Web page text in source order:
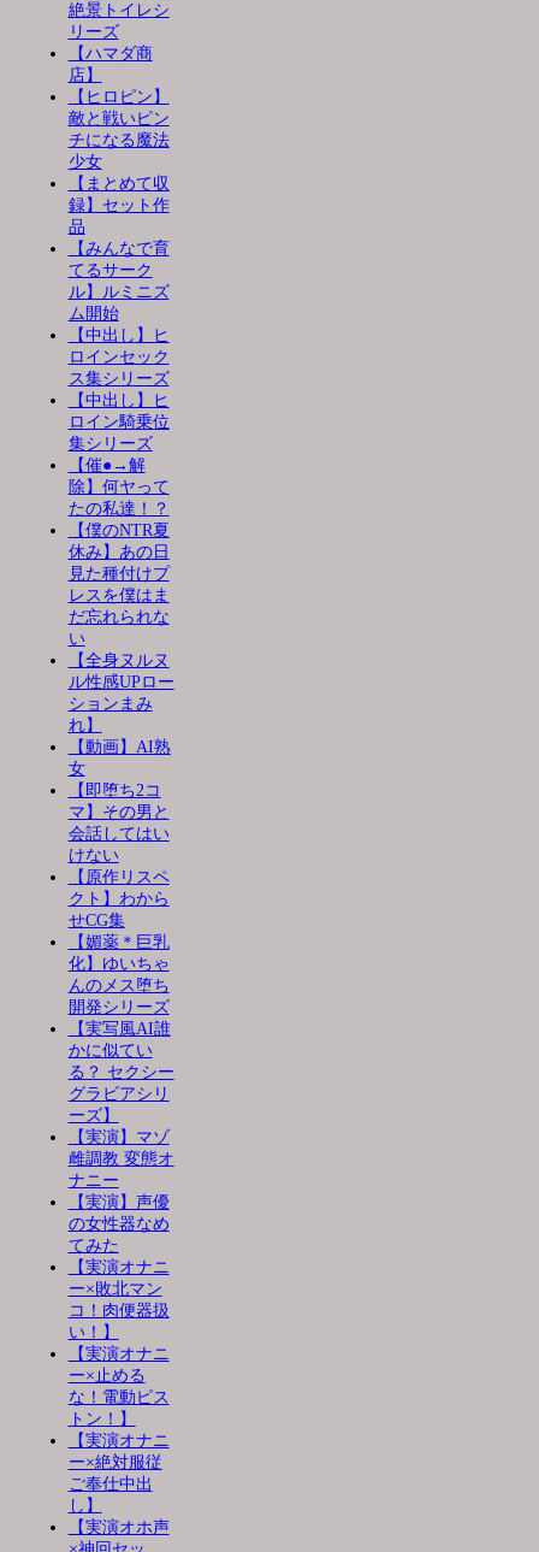
絶景トイレシ
リーズ
【ハマダ商
店】
【ヒロピン】
敵と戦いピン
チになる魔法
少女
【まとめて収
録】セット作
品
【みんなで育
てるサーク
ル】ルミニズ
ム開始
【中出し】ヒ
ロインセック
ス集シリーズ
【中出し】ヒ
ロイン騎乗位
集シリーズ
【催●→解
除】何ヤって
たの私達！？
【僕のNTR夏
休み】あの日
見た種付けプ
レスを僕はま
だ忘れられな
い
【全身ヌルヌ
ル性感UPロー
ションまみ
れ】
【動画】AI熟
女
【即堕ち2コ
マ】その男と
会話してはい
けない
【原作リスペ
クト】わから
せCG集
【媚薬＊巨乳
化】ゆいちゃ
んのメス堕ち
開発シリーズ
【実写風AI誰
かに似てい
る？ セクシー
グラビアシリ
ーズ】
【実演】マゾ
雌調教 変態オ
ナニー
【実演】声優
の女性器なめ
てみた
【実演オナニ
ー×敗北マン
コ！肉便器扱
い！】
【実演オナニ
ー×止める
な！電動ピス
トン！】
【実演オナニ
ー×絶対服従
ご奉仕中出
し】
【実演オホ声